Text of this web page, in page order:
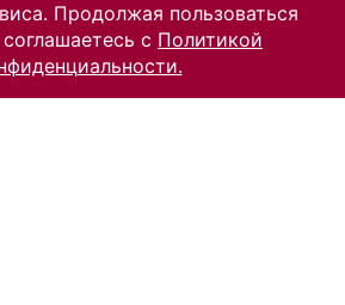
Продолжая пользоваться
с Политикой